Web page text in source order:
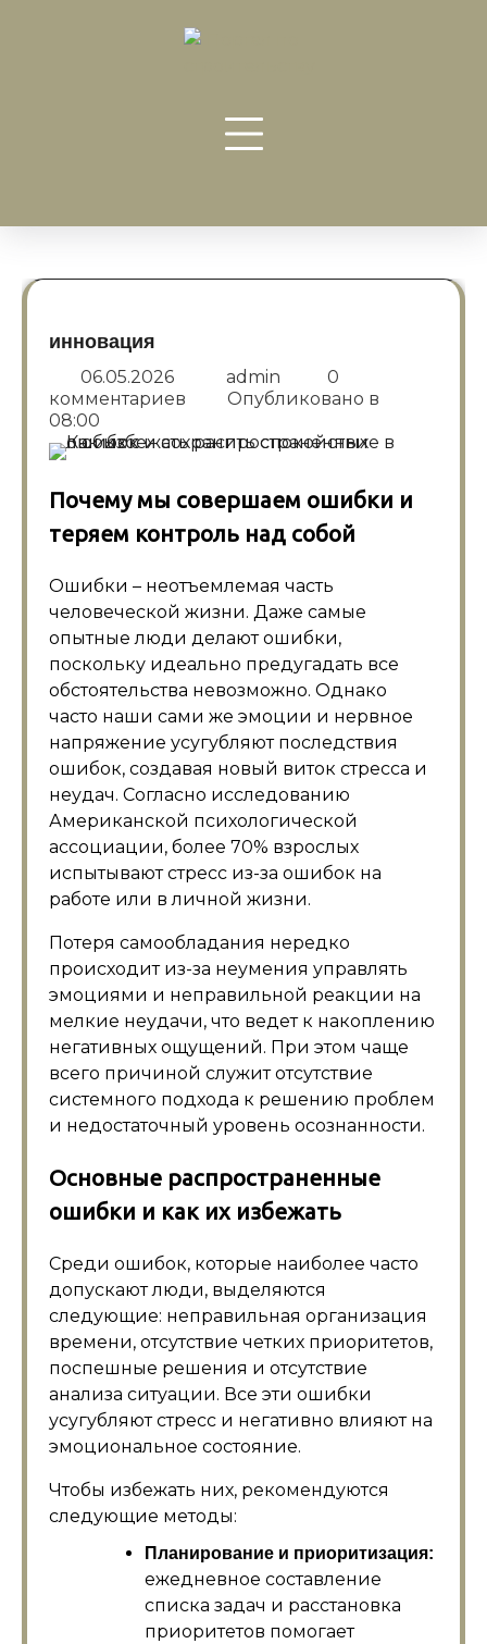
инновация
06.05.2026 admin
0
комментариев
Опубликовано в
08:00
Почему мы совершаем ошибки и
теряем контроль над собой
Ошибки – неотъемлемая часть
человеческой жизни. Даже самые
опытные люди делают ошибки,
поскольку идеально предугадать все
обстоятельства невозможно. Однако
часто наши сами же эмоции и нервное
напряжение усугубляют последствия
ошибок, создавая новый виток стресса и
неудач. Согласно исследованию
Американской психологической
ассоциации, более 70% взрослых
испытывают стресс из-за ошибок на
работе или в личной жизни.
Потеря самообладания нередко
происходит из-за неумения управлять
эмоциями и неправильной реакции на
мелкие неудачи, что ведет к накоплению
негативных ощущений. При этом чаще
всего причиной служит отсутствие
системного подхода к решению проблем
и недостаточный уровень осознанности.
Основные распространенные
ошибки и как их избежать
Среди ошибок, которые наиболее часто
допускают люди, выделяются
следующие: неправильная организация
времени, отсутствие четких приоритетов,
поспешные решения и отсутствие
анализа ситуации. Все эти ошибки
усугубляют стресс и негативно влияют на
эмоциональное состояние.
Чтобы избежать них, рекомендуются
следующие методы:
Планирование и приоритизация:
ежедневное составление
списка задач и расстановка
приоритетов помогает